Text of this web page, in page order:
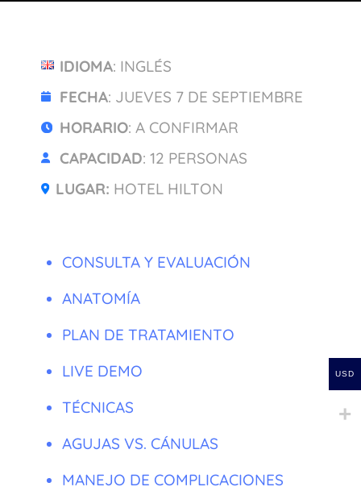
IDIOMA: INGLÉS
FECHA: JUEVES 7 DE SEPTIEMBRE
HORARIO: A CONFIRMAR
CAPACIDAD: 12 PERSONAS
LUGAR: HOTEL HILTON
CONSULTA Y EVALUACIÓN
ANATOMÍA
PLAN DE TRATAMIENTO
LIVE DEMO
TÉCNICAS
AGUJAS VS. CÁNULAS
MANEJO DE COMPLICACIONES
USD